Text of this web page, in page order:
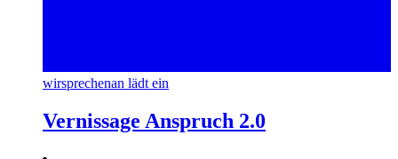
wirsprechenan lädt ein
Vernissage Anspruch 2.0